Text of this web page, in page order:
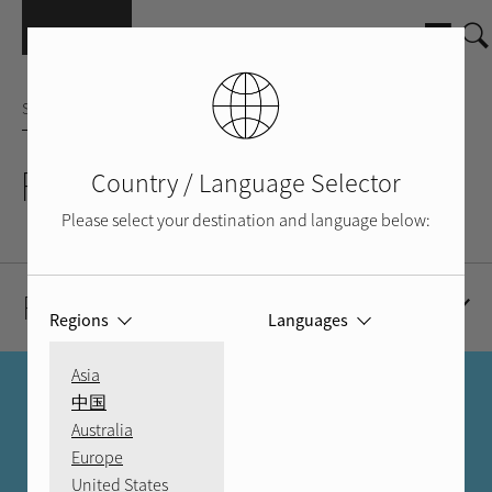
STEREO RECEIVER
FAX-88A
Risorse
TROVA UN RIVENDITORE
MOLTO PIÙ DI UN
Country / Language Selector
Please select your destination and language below:
Regions
Asia
中国
Australia
Europe
United States
Languages